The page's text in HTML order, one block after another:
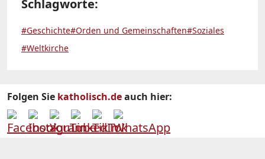
Schlagworte:
#Geschichte#Orden und Gemeinschaften#Soziales
#Weltkirche
Folgen Sie katholisch.deauch hier: